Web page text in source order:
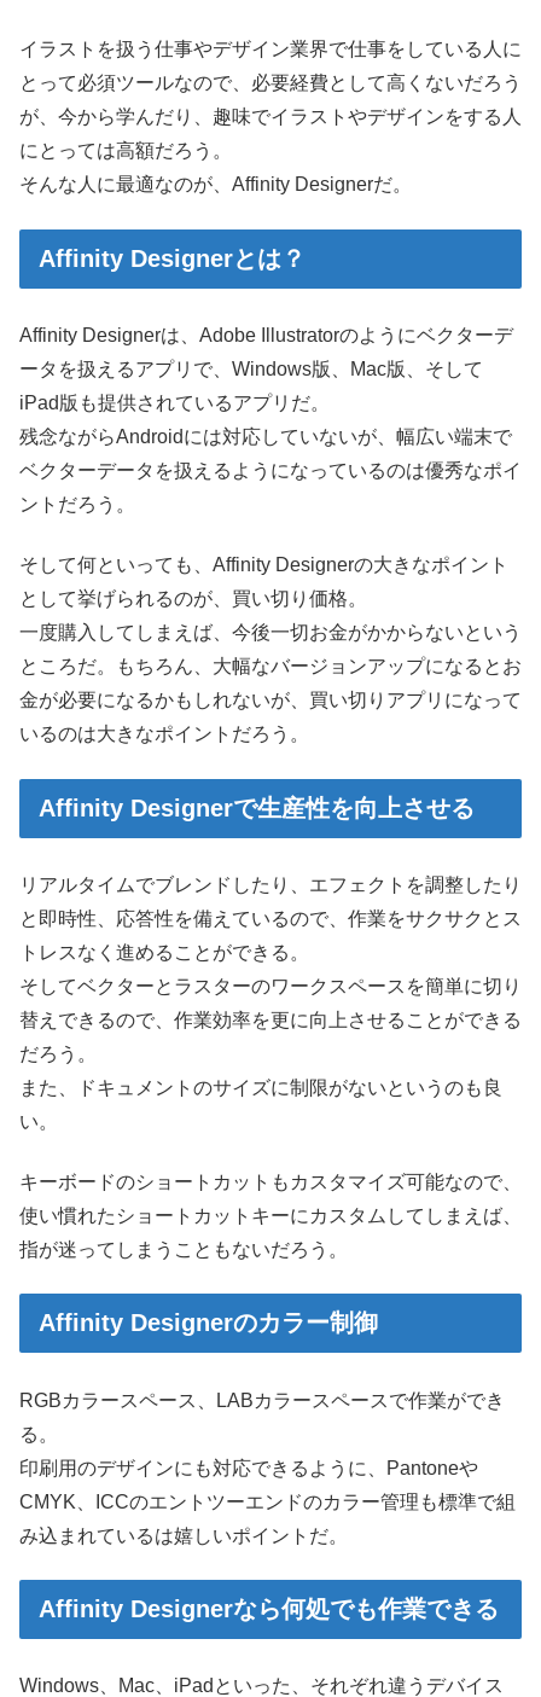
イラストを扱う仕事やデザイン業界で仕事をしている人に
とって必須ツールなので、必要経費として高くないだろう
が、今から学んだり、趣味でイラストやデザインをする人
にとっては高額だろう。
そんな人に最適なのが、Affinity Designerだ。
Affinity Designerとは？
Affinity Designerは、Adobe Illustratorのようにベクターデ
ータを扱えるアプリで、Windows版、Mac版、そして
iPad版も提供されているアプリだ。
残念ながらAndroidには対応していないが、幅広い端末で
ベクターデータを扱えるようになっているのは優秀なポイ
ントだろう。
そして何といっても、Affinity Designerの大きなポイント
として挙げられるのが、買い切り価格。
一度購入してしまえば、今後一切お金がかからないという
ところだ。もちろん、大幅なバージョンアップになるとお
金が必要になるかもしれないが、買い切りアプリになって
いるのは大きなポイントだろう。
Affinity Designerで生産性を向上させる
リアルタイムでブレンドしたり、エフェクトを調整したり
と即時性、応答性を備えているので、作業をサクサクとス
トレスなく進めることができる。
そしてベクターとラスターのワークスペースを簡単に切り
替えできるので、作業効率を更に向上させることができる
だろう。
また、ドキュメントのサイズに制限がないというのも良
い。
キーボードのショートカットもカスタマイズ可能なので、
使い慣れたショートカットキーにカスタムしてしまえば、
指が迷ってしまうこともないだろう。
Affinity Designerのカラー制御
RGBカラースペース、LABカラースペースで作業ができ
る。
印刷用のデザインにも対応できるように、Pantoneや
CMYK、ICCのエントツーエンドのカラー管理も標準で組
み込まれているは嬉しいポイントだ。
Affinity Designerなら何処でも作業できる
Windows、Mac、iPadといった、それぞれ違うデバイス